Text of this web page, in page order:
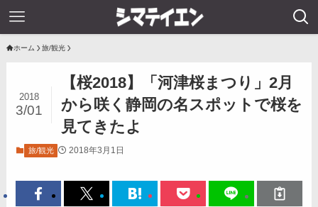
ホーム 旅/観光
【桜2018】「河津桜まつり」2月
から咲く静岡の名スポットで桜を
見てきたよ
2018
3/01
旅/観光 2018年3月1日